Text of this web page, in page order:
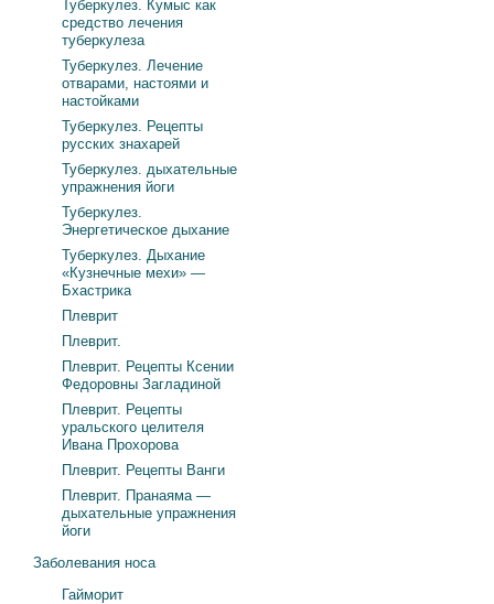
Туберкулез. Кумыс как
средство лечения
туберкулеза
Туберкулез. Лечение
отварами, настоями и
настойками
Туберкулез. Рецепты
русских знахарей
Туберкулез. дыхательные
упражнения йоги
Туберкулез.
Энергетическое дыхание
Туберкулез. Дыхание
«Кузнечные мехи» —
Бхастрика
Плеврит
Плеврит.
Плеврит. Рецепты Ксении
Федоровны Загладиной
Плеврит. Рецепты
уральского целителя
Ивана Прохорова
Плеврит. Рецепты Ванги
Плеврит. Пранаяма —
дыхательные упражнения
йоги
Заболевания носа
Гайморит